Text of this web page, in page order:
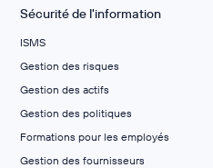
Sécurité de l'information
ISMS
Gestion des risques
Gestion des actifs
Gestion des politiques
Formations pour les employés
Gestion des fournisseurs